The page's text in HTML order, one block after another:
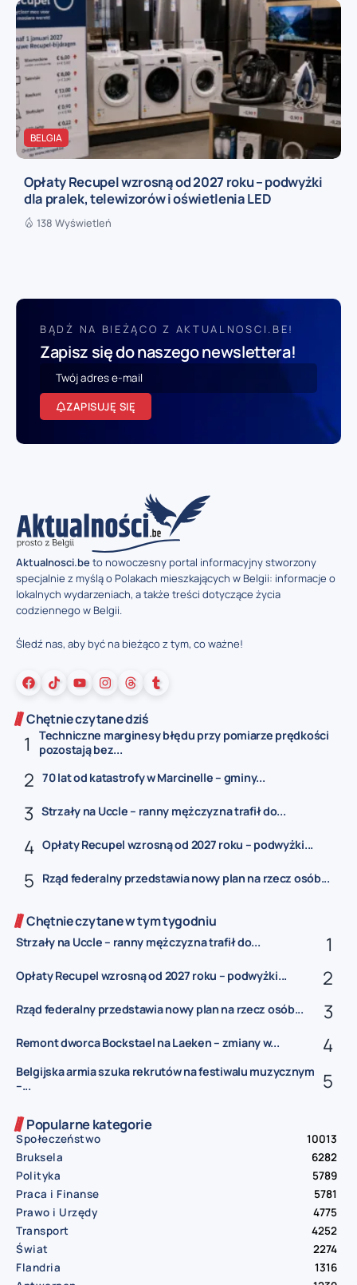
BELGIA
Opłaty Recupel wzrosną od 2027 roku – podwyżki
dla pralek, telewizorów i oświetlenia LED
138 Wyświetleń
BĄDŹ NA BIEŻĄCO Z AKTUALNOSCI.BE!
Zapisz się do naszego newslettera!
ZAPISUJĘ SIĘ
Aktualnosci.beto nowoczesny portal informacyjny stworzony
specjalnie z myślą o Polakach mieszkających w Belgii: informacje o
lokalnych wydarzeniach, a także treści dotyczące życia
codziennego w Belgii.
Śledź nas, aby być na bieżąco z tym, co ważne!
Chętnie czytane dziś
Techniczne marginesy błędu przy pomiarze prędkości
pozostają bez...
70 lat od katastrofy w Marcinelle – gminy...
Strzały na Uccle – ranny mężczyzna trafił do...
Opłaty Recupel wzrosną od 2027 roku – podwyżki...
Rząd federalny przedstawia nowy plan na rzecz osób...
Chętnie czytane w tym tygodniu
Strzały na Uccle – ranny mężczyzna trafił do...
Opłaty Recupel wzrosną od 2027 roku – podwyżki...
Rząd federalny przedstawia nowy plan na rzecz osób...
Remont dworca Bockstael na Laeken – zmiany w...
Belgijska armia szuka rekrutów na festiwalu muzycznym
–...
Popularne kategorie
Społeczeństwo
10013
Bruksela
6282
Polityka
5789
Praca i Finanse
5781
Prawo i Urzędy
4775
Transport
4252
Świat
2274
Flandria
1316